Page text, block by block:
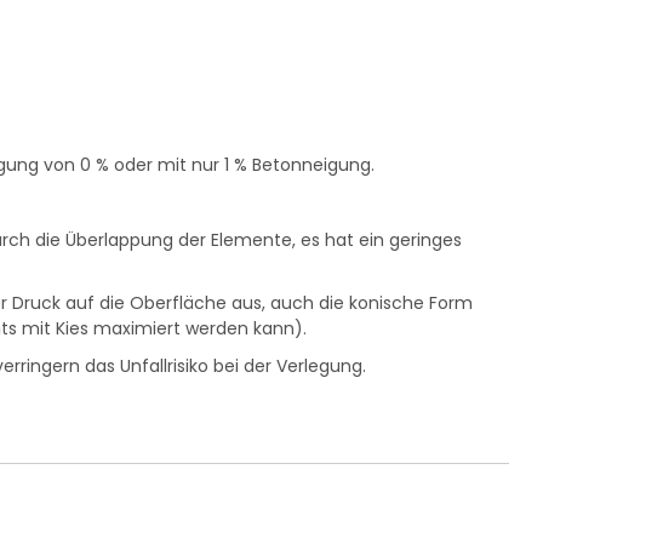
von 0 % oder mit nur 1 % Betonneigung.
die Überlappung der Elemente, es hat ein geringes
auf die Oberfläche aus, auch die konische Form
mit Kies maximiert werden kann).
das Unfallrisiko bei der Verlegung.